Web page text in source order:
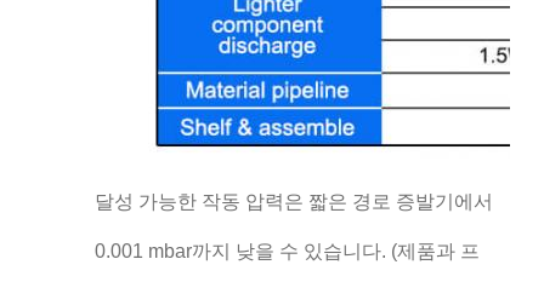
달성 가능한 작동 압력은 짧은 경로 증발기에서
0.001 mbar까지 낮을 수 있습니다. (제품과 프